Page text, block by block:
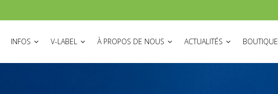
INFOS V-LABEL À PROPOS DE NOUS ACTUALITÉS BOUTIQUE